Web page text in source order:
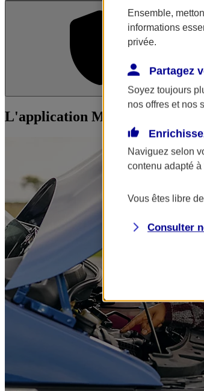
L'application Mon AXA
Ensemble,
informations
privée.
Partagez
Soyez toujours
nos offres et nos
Naviguez selon
contenu adapté
Vous êtes libre
Consulter